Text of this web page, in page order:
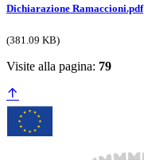
Dichiarazione Ramaccioni.pdf
(381.09 KB)
Visite alla pagina: 79